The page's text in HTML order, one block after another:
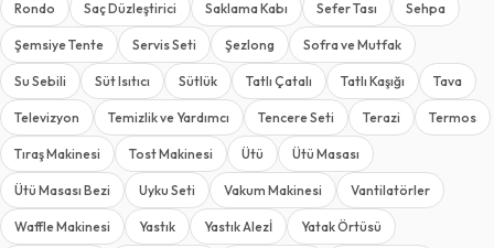
Rondo Saç Düzleştirici Saklama Kabı Sefer Tası Sehpa
Şemsiye Tente Servis Seti Şezlong Sofra ve Mutfak
Su Sebili Süt Isıtıcı Sütlük Tatlı Çatalı Tatlı Kaşığı Tava
Televizyon Temizlik ve Yardımcı Tencere Seti Terazi Termos
Tıraş Makinesi Tost Makinesi Ütü Ütü Masası
Ütü Masası Bezi Uyku Seti Vakum Makinesi Vantilatörler
Waffle Makinesi Yastık Yastık Alezİ Yatak Örtüsü